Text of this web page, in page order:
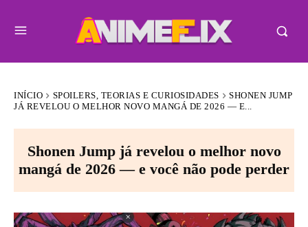
INÍCIO SPOILERS, TEORIAS E CURIOSIDADES
SHONEN JUMP
JÁ REVELOU O MELHOR NOVO MANGÁ DE 2026 — E...
Shonen Jump já revelou o melhor novo
mangá de 2026 — e você não pode perder